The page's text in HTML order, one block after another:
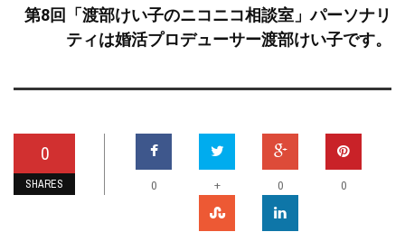
第8回「渡部けい子のニコニコ相談室」パーソナリ
ティは婚活プロデューサー渡部けい子です。
0
SHARES 0 + 0 0